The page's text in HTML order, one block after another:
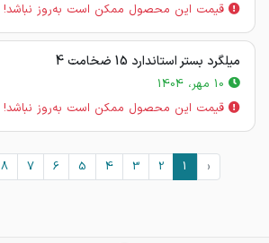
قیمت این محصول ممکن است به‌روز نباشد!
میلگرد بستر استاندارد 15 ضخامت 4
قیمت این محصول ممکن است به‌روز نباشد!
‹
1
2
3
4
5
6
7
8